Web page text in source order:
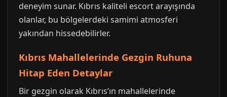
deneyim sunar. Kıbrıs kaliteli escort arayışında
olanlar, bu bölgelerdeki samimi atmosferi
yakından hissedebilirler.
Kıbrıs Mahallelerinde Gezgin Ruhuna
Hitap Eden Detaylar
Bir gezgin olarak Kıbrıs’ın mahallelerinde